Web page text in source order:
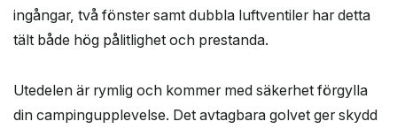
ingångar, två fönster samt dubbla luftventiler har detta
tält både hög pålitlighet och prestanda.
Utedelen är rymlig och kommer med säkerhet förgylla
din campingupplevelse. Det avtagbara golvet ger skydd